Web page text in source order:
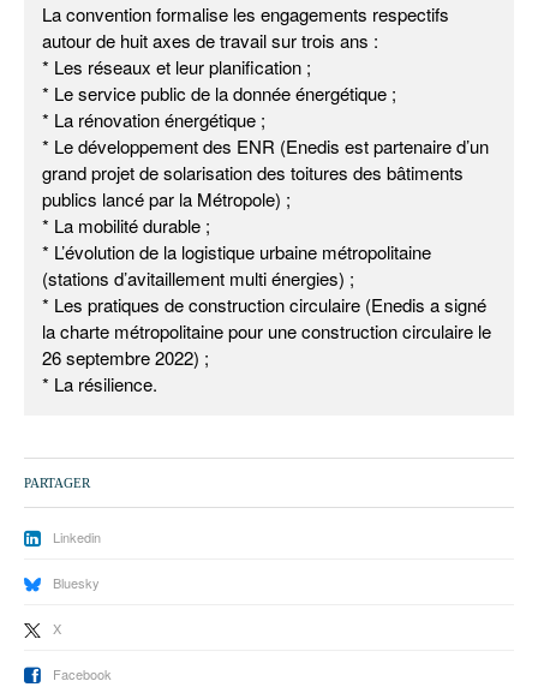
La convention formalise les engagements respectifs
autour de huit axes de travail sur trois ans :
* Les réseaux et leur planification ;
* Le service public de la donnée énergétique ;
* La rénovation énergétique ;
* Le développement des ENR (Enedis est partenaire d’un
grand projet de solarisation des toitures des bâtiments
publics lancé par la Métropole) ;
* La mobilité durable ;
* L’évolution de la logistique urbaine métropolitaine
(stations d’avitaillement multi énergies) ;
* Les pratiques de construction circulaire (Enedis a signé
la charte métropolitaine pour une construction circulaire le
26 septembre 2022) ;
* La résilience.
PARTAGER
Linkedin
Bluesky
X
Facebook